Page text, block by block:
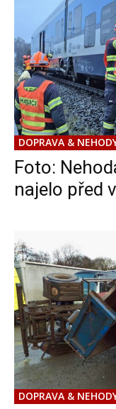
DOPRAVA &
Foto:
najelo před
DOPRAVA &